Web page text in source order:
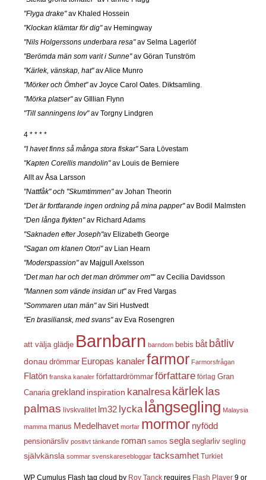
"Flyga drake"av Khaled Hossein
"Klockan klämtar för dig"av Hemingway
"Nils Holgerssons underbara resa"av Selma Lagerlöf
"Berömda män som varit i Sunne"av Göran Tunström
"Kärlek, vänskap, hat"av Alice Munro
"Mörker och Ömhet"av Joyce Carol Oates. Diktsamling.
"Mörka platser"av GIllian Flynn
"Till sanningens lov"av Torgny Lindgren
4 * * * *
"I havet finns så många stora fiskar"Sara Lövestam
"Kapten Corellis mandolin"av Louis de Berniere
Allt av Åsa Larsson
"Nattfåk" och "Skumtimmen"av Johan Theorin
"Det är fortfarande ingen ordning på mina papper"av Bodil Malmsten
"Den långa flykten"av Richard Adams
"Saknaden efter Joseph"av Elizabeth George
"Sagan om klanen Otori"av Lian Hearn
"Moderspassion"av Majgull Axelsson
"Det man har och det man drömmer om""av Cecilia Davidsson
"Mannen som vände insidan ut"av Fred Vargas
"Sommaren utan män"av Siri Hustvedt
"En brasiliansk, med svans"av Eva Rosengren
att välja glädje Barnbarn barndom bebis båt båtliv
donau drömmar Europas kanalerfarmor Farmorsfrågan
Flatön franska kanaler författardrömmar författare förlag Gran
Canaria grekland inspiration kanalresa kärleklas
palmas livskvalitet lm32 lycka långsegling Malaysia
mamma manus Medelhavet morfar mormor nyfödd
pensionärsliv positivt tänkande roman samos segla seglarliv segling
självkänsla sommar svenskaresebloggar tacksamhet Turkiet
WP Cumulus Flash tag cloud by Roy Tanck requires Flash Player 9 or